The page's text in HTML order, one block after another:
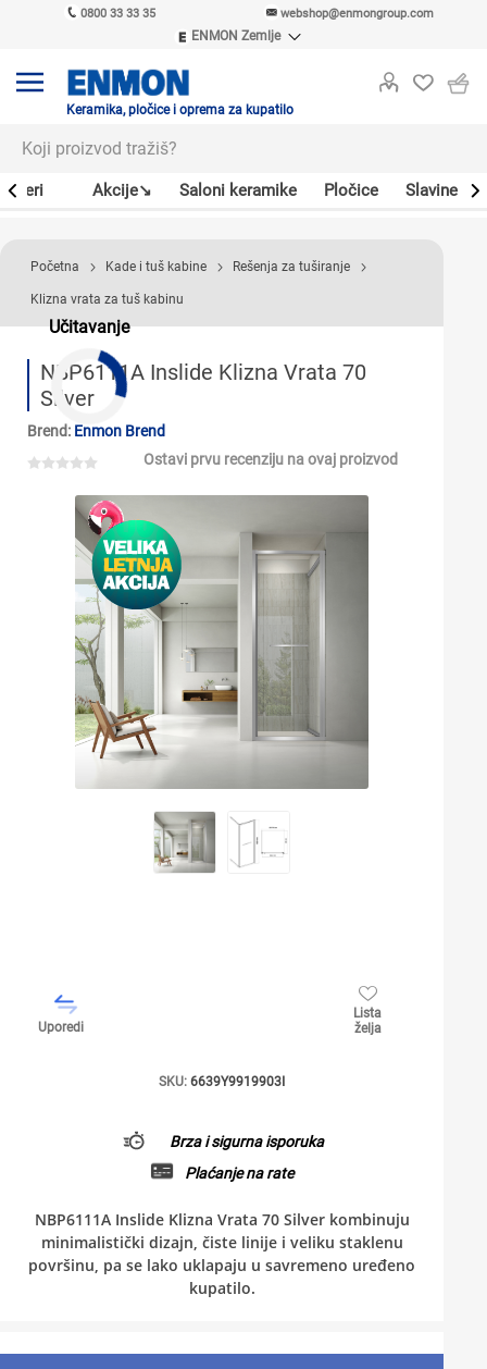
0800 33 33 35 webshop@enmongroup.com
ENMON Zemlje
ENMON MKD
Keramika, pločice i oprema za kupatilo
Akcije↘ Saloni keramike Pločice Slavine
Učitavanje
Početna Kade i tuš kabine Rešenja za tuširanje
Klizna vrata za tuš kabinu
NBP6111A Inslide Klizna Vrata 70
Silver
Brend: Enmon Brend
Ostavi prvu recenziju na ovaj proizvod
Uporedi
Lista
želja
SKU: 6639Y9919903I
Brza i sigurna isporuka
Plaćanje na rate
NBP6111A Inslide Klizna Vrata 70 Silver kombinuju
minimalistički dizajn, čiste linije i veliku staklenu
površinu, pa se lako uklapaju u savremeno uređeno
kupatilo.